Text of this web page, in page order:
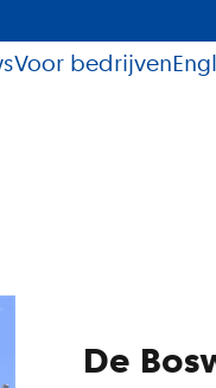
Voor bedrijven
De